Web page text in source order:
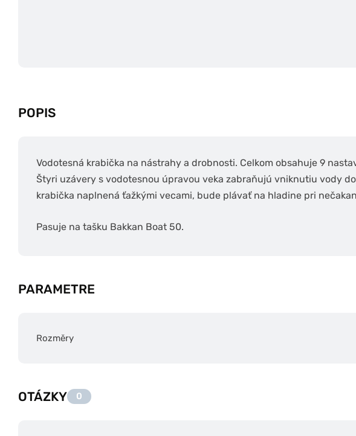
POPIS
Vodotesná krabička na nástrahy a drobnosti. Celkom obsahuje 9
Štyri uzávery s vodotesnou úpravou veka zabraňujú vniknutiu vody
krabička naplnená ťažkými vecami, bude plávať na hladine pri
Pasuje na tašku Bakkan Boat 50.
PARAMETRE
Rozměry
OTÁZKY 0